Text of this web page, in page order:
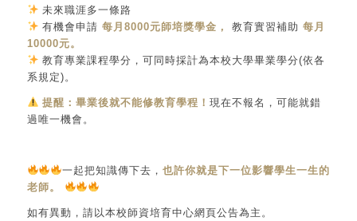
未來職涯多一條路
有機會申請每月8000元師培獎學金， 教育實習補助每月
10000元。
教育專業課程學分，可同時採計為本校大學畢業學分(依各
系規定)。
提醒：畢業後就不能修教育學程！現在不報名，可能就錯
過唯一機會。
一起把知識傳下去，也許你就是下一位影響學生一生的
老師。
如有異動，請以本校師資培育中心網頁公告為主。